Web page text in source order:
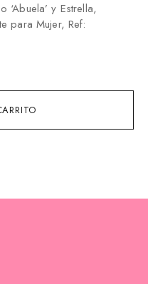
y Estrella,
para Mujer, Ref: